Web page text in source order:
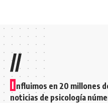
//
I nfluimos en 20 millones
noticias de psicología